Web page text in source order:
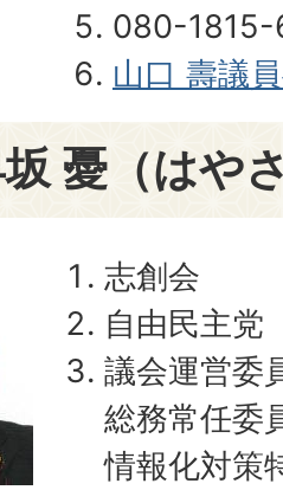
080-
山口 壽議
憂（はや
志創会
自由民主党
議会運営委
総務常任委
情報化対策